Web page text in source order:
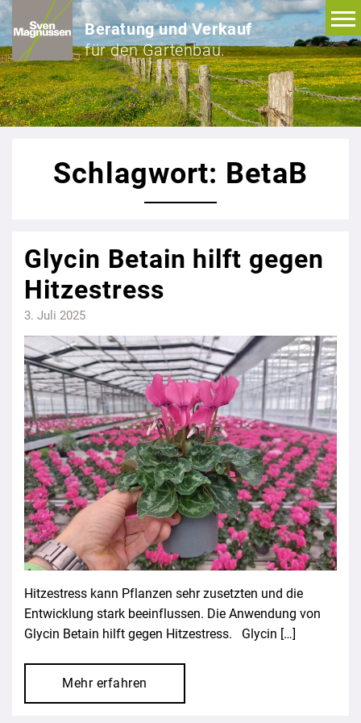
Beratung und Verkauf
für den Gartenbau.
Schlagwort: BetaB
Glycin Betain hilft gegen
Hitzestress
3. Juli 2025
Hitzestress kann Pflanzen sehr zusetzten und die
Entwicklung stark beeinflussen. Die Anwendung von
Glycin Betain hilft gegen Hitzestress. Glycin […]
Mehr erfahren